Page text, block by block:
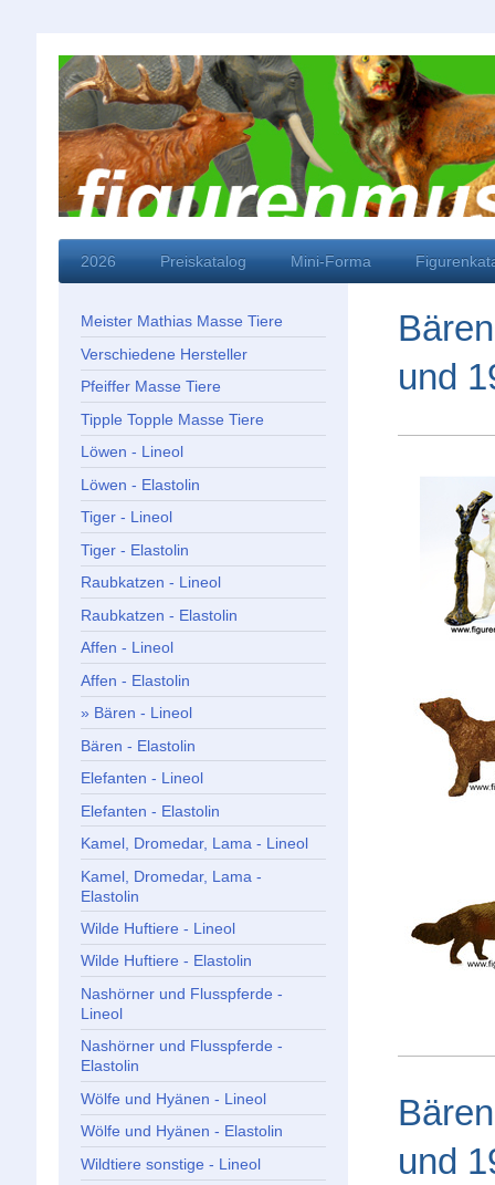
2026 Preiskatalog Mini-Forma
und
und
Meister Mathias Masse Tiere
Verschiedene Hersteller
Pfeiffer Masse Tiere
Tipple Topple Masse Tiere
Löwen - Lineol
Löwen - Elastolin
Tiger - Lineol
Tiger - Elastolin
Raubkatzen - Lineol
Raubkatzen - Elastolin
Affen - Lineol
Affen - Elastolin
Bären - Lineol
Bären - Elastolin
Elefanten - Lineol
Elefanten - Elastolin
Kamel, Dromedar, Lama - Lineol
Kamel, Dromedar, Lama -
Elastolin
Wilde Huftiere - Lineol
Wilde Huftiere - Elastolin
Nashörner und Flusspferde -
Lineol
Nashörner und Flusspferde -
Elastolin
Wölfe und Hyänen - Lineol
Wölfe und Hyänen - Elastolin
Wildtiere sonstige - Lineol